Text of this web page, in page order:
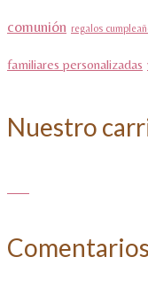
comunión regalos
familiares personalizadas
Nuestro